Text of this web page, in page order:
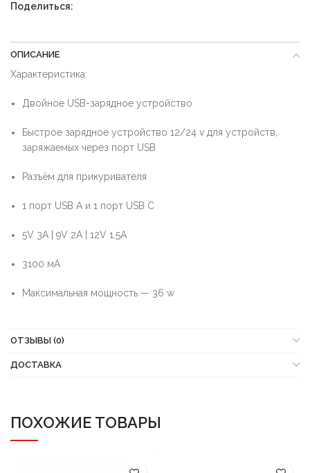
Поделиться:
ОПИСАНИЕ
Характеристика:
Двойное USB-зарядное устройство
Быстрое зарядное устройство 12/24 v для устройств,
заряжаемых через порт USB
Разъём для прикуривателя
1 порт USB A и 1 порт USB C
5V 3A | 9V 2A | 12V 1,5A
3100 мА
Максимальная мощность — 36 w
ОТЗЫВЫ (0)
ДОСТАВКА
ПОХОЖИЕ ТОВАРЫ